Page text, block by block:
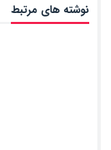
نوشته های مرتبط